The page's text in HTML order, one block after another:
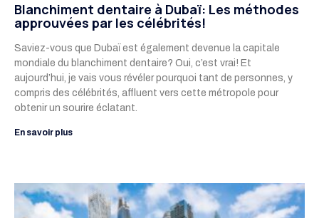
Blanchiment dentaire à Dubaï: Les méthodes
approuvées par les célébrités!
Saviez-vous que Dubaï est également devenue la capitale
mondiale du blanchiment dentaire? Oui, c’est vrai! Et
aujourd’hui, je vais vous révéler pourquoi tant de personnes, y
compris des célébrités, affluent vers cette métropole pour
obtenir un sourire éclatant.
En savoir plus